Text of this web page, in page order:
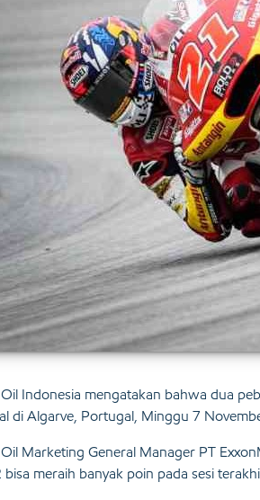
Indonesia mengatakan bahwa dua
di Algarve, Portugal, Minggu 7
Marketing General Manager PT
bisa meraih banyak poin pada sesi